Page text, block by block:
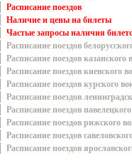
Расписание поездов
Наличие и цены на билеты
Частые запросы наличия
Расписание поездов
Расписание поездов казанского
Расписание поездов киевского
Расписание поездов курского
Расписание поездов
Расписание поездов
Расписание поездов рижского
Расписание поездов
Расписание поездов